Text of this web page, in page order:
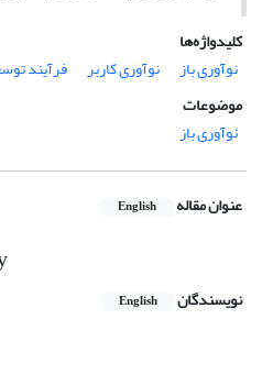
کلیدواژه‌ها
نوآوری باز
نوآوری کاربر فرآیند
موضوعات
نوآوری باز
عنوان مقاله English
نویسندگان English